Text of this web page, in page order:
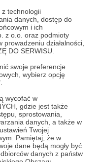
technologii
danych, dostęp do
i ich
z o.o. oraz podmioty
działalności,
DO SERWISU.
swoje preferencje
wybierz opcję
wycofać w
gdzie jest także
sprostowania,
danych, a także w
Twojej
Pamiętaj, że w
dane będą mogły być
danych z państw
strony